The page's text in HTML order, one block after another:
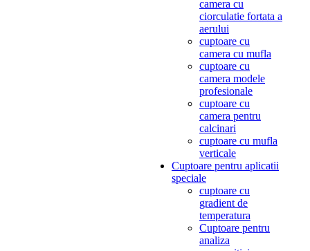
camera cu
ciorculatie fortata a
aerului
cuptoare cu
camera cu mufla
cuptoare cu
camera modele
profesionale
cuptoare cu
camera pentru
calcinari
cuptoare cu mufla
verticale
Cuptoare pentru aplicatii
speciale
cuptoare cu
gradient de
temperatura
Cuptoare pentru
analiza